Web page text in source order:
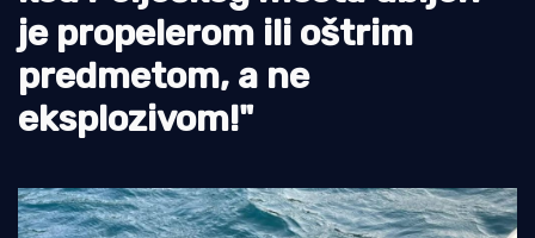
je propelerom ili oštrim
predmetom, a ne
eksplozivom!"